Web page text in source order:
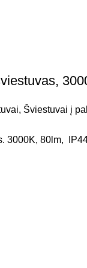
, Šviestuvai į
3000K, 80lm,